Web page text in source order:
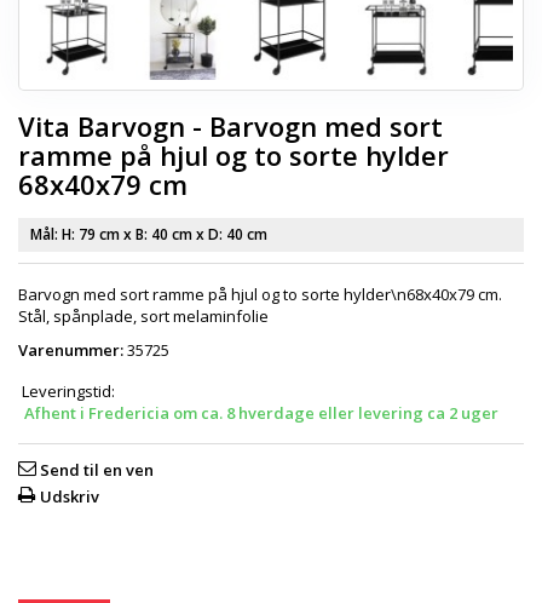
Vita Barvogn - Barvogn med sort
ramme på hjul og to sorte hylder
68x40x79 cm
Mål: H: 79 cmx B: 40 cmx D: 40 cm
Barvogn med sort ramme på hjul og to sorte hylder\n68x40x79 cm.
Stål, spånplade, sort melaminfolie
Varenummer:35725
Leveringstid:
Afhent i Fredericia om ca. 8 hverdage eller levering ca 2 uger
Send til en ven
Udskriv